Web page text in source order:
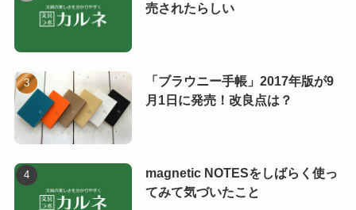
売されたらしい
「ブラウニー手帳」2017年版が9
月1日に発売！改良点は？
magnetic NOTESをしばらく使っ
てみて気づいたこと